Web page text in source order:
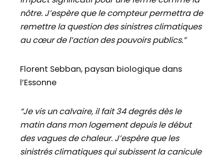
nôtre. J’espère que le compteur permettra de
remettre la question des sinistres climatiques
au cœur de l’action des pouvoirs publics.”
Florent Sebban, paysan biologique dans
l’Essonne
“Je vis un calvaire, il fait 34 degrés dès le
matin dans mon logement depuis le début
des vagues de chaleur. J’espère que les
sinistrés climatiques qui subissent la canicule